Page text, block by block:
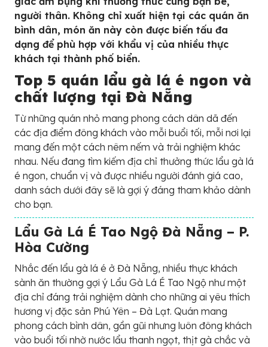
người thân. Không chỉ xuất hiện tại các quán ăn
bình dân, món ăn này còn được biến tấu đa
dạng để phù hợp với khẩu vị của nhiều thực
khách tại thành phố biển.
Top 5 quán lẩu gà lá é ngon và
chất lượng tại Đà Nẵng
Từ những quán nhỏ mang phong cách dân dã đến
các địa điểm đông khách vào mỗi buổi tối, mỗi nơi lại
mang đến một cách nêm nếm và trải nghiệm khác
nhau. Nếu đang tìm kiếm địa chỉ thưởng thức lẩu gà lá
é ngon, chuẩn vị và được nhiều người đánh giá cao,
danh sách dưới đây sẽ là gợi ý đáng tham khảo dành
cho bạn.
Lẩu Gà Lá É Tao Ngộ Đà Nẵng – P.
Hòa Cường
Nhắc đến lẩu gà lá é ở Đà Nẵng, nhiều thực khách
sành ăn thường gợi ý Lẩu Gà Lá É Tao Ngộ như một
địa chỉ đáng trải nghiệm dành cho những ai yêu thích
hương vị đặc sản Phú Yên – Đà Lạt. Quán mang
phong cách bình dân, gần gũi nhưng luôn đông khách
vào buổi tối nhờ nước lẩu thanh ngọt, thịt gà chắc và